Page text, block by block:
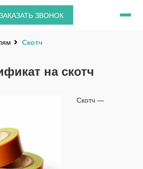
ЗВОНОК
Скотч
на скотч
Скотч —